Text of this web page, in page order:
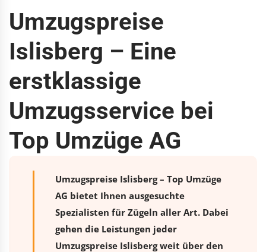
Umzugspreise
Islisberg – Eine
erstklassige
Umzugsservice bei
Top Umzüge AG
Umzugspreise Islisberg – Top Umzüge
AG bietet Ihnen ausgesuchte
Spezialisten für Zügeln aller Art. Dabei
gehen die Leistungen jeder
Umzugspreise Islisberg weit über den